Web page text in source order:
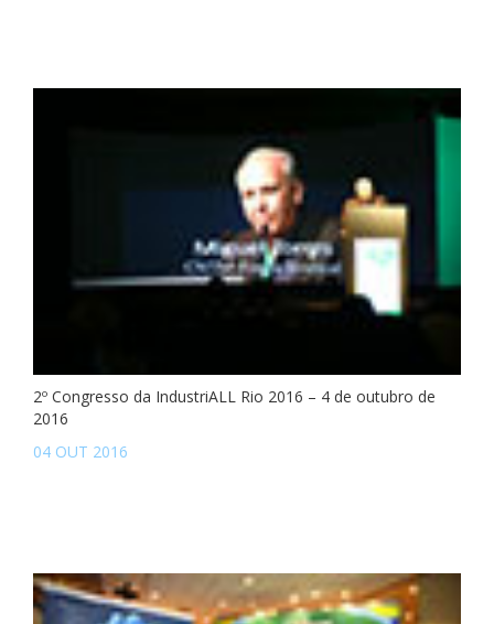
2º Congresso da IndustriALL Rio 2016 – 4 de outubro de
2016
04 OUT 2016